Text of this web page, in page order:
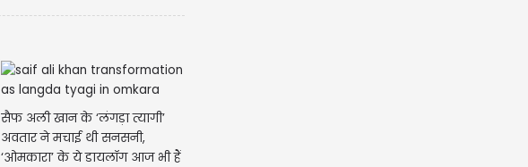
सैफ अली खान के ‘लंगड़ा त्यागी’
अवतार ने मचाई थी सनसनी,
‘ओमकारा’ के ये डायलॉग आज भी हैं